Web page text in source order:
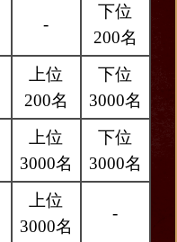
-
下位
200名
上位
200名
下位
3000名
上位
3000名
下位
3000名
上位
3000名
-